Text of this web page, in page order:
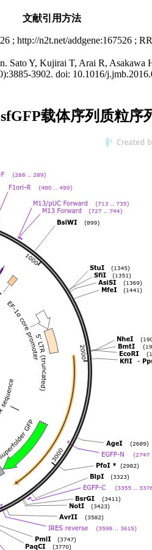
文献引用方法
; http://n2t.net/addgene:167526 ;
Y, Kujirai T, Arai R, Asakawa
3902. doi: 10.1016/
载体序列质粒